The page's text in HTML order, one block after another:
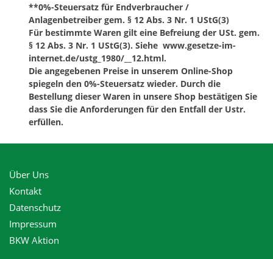
**0%-Steuersatz für Endverbraucher /
Anlagenbetreiber gem. § 12 Abs. 3 Nr. 1 UStG(3)
Für bestimmte Waren gilt eine Befreiung der USt. gem.
§ 12 Abs. 3 Nr. 1 UStG(3). Siehe www.gesetze-im-
internet.de/ustg_1980/__12.html.
Die angegebenen Preise in unserem Online-Shop
spiegeln den 0%-Steuersatz wieder. Durch die
Bestellung dieser Waren in unsere Shop bestätigen Sie
dass Sie die Anforderungen für den Entfall der Ustr.
erfüllen.
Über Uns
Kontakt
Datenschutz
Impressum
BKW Aktion